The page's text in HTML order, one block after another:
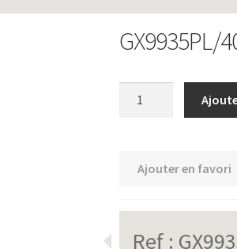
GX9935PL/
Ajouter en favori
Ref :